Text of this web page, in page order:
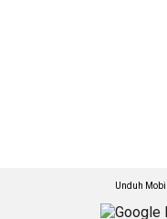
Unduh